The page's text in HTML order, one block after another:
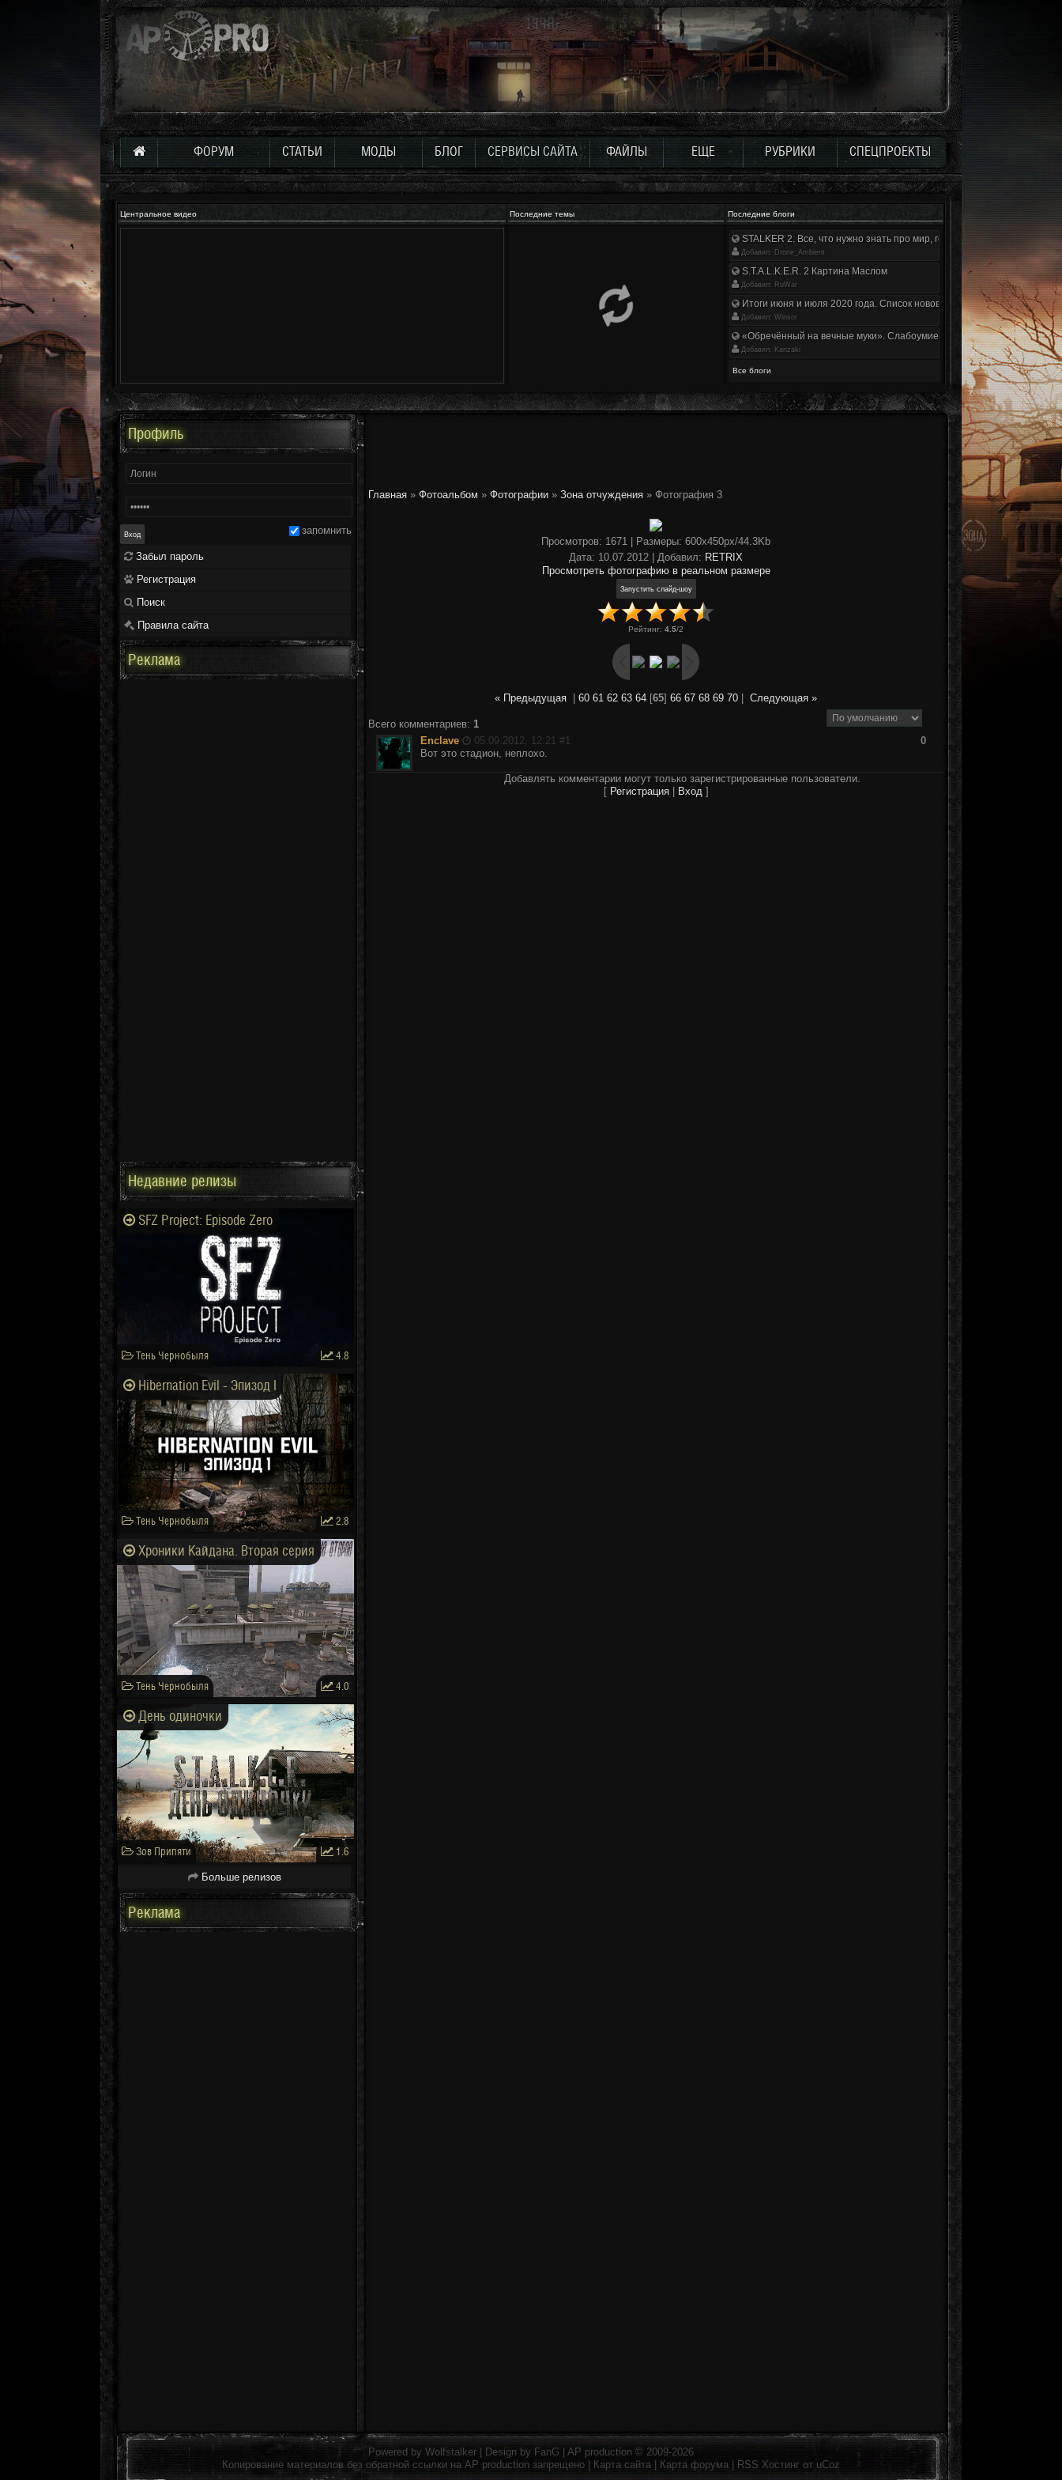
ФОРУМ СТАТЬИ МОДЫ БЛОГ СЕРВИСЫ САЙТА ФАЙЛЫ ЕЩЕ РУБРИКИ СПЕЦПРОЕКТЫ
Центральное видео Последние темы Последние блоги
STALKER 2. Все, что нужно знать про мир, геймплей и сюжет | Разбор
Добавил: Drone_Ambient
S.T.A.L.K.E.R. 2 Картина Маслом
Добавил: RuWar
Итоги июня и июля 2020 года. Список нововведений
Добавил: Winsor
«Обречённый на вечные муки». Слабоумие и отвага
Добавил: Kanzaki
Все блоги
Главная » Фотоальбом » Фотографии » Зона отчуждения » Фотография 3
Просмотров: 1671 | Размеры: 600x450px/44.3Kb
Дата: 10.07.2012 | Добавил: RETRIX
Просмотреть фотографию в реальном размере
Рейтинг: 4.5/2
« Предыдущая 60 61 62 63 64 [65] 66 67 68 69 70 Следующая »
Всего комментариев: 1
Enclave
05.09.2012, 12:21 #1
0
Вот это стадион, неплохо.
Добавлять комментарии могут только зарегистрированные пользователи.
[ Регистрация| Вход]
Профиль
запомнить
Забыл пароль
Регистрация
Поиск
Правила сайта
Реклама
Недавние релизы
SFZ Project: Episode Zero
Тень Чернобыля 4.8
Hibernation Evil - Эпизод I
Тень Чернобыля 2.8
Хроники Кайдана. Вторая серия
Тень Чернобыля 4.0
День одиночки
Зов Припяти 1.6
Больше релизов
Реклама
Powered by Wolfstalker | Design by FanG AP production © 2009-2026
Копирование материалов без обратной ссылки на AP production запрещено | Карта сайта Карта форума RSS Хостинг от uCoz